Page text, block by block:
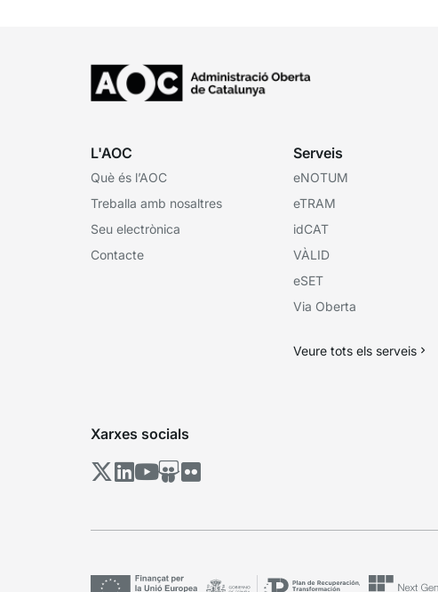
L'AOC
Què és l’AOC
Treballa amb nosaltres
Seu electrònica
Contacte
Serveis
eNOTUM
eTRAM
idCAT
VÀLID
eSET
Via Oberta
Veure tots els serveis
Xarxes socials